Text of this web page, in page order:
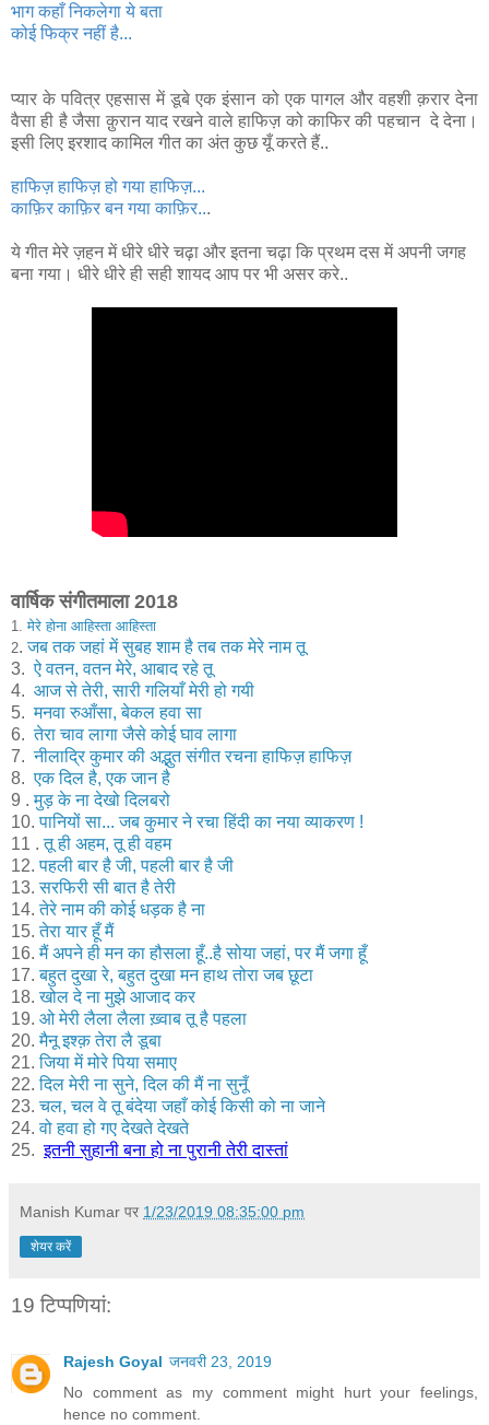
भाग कहाँ निकलेगा ये बता
कोई फिक्र नहीं है...
प्यार के पवित्र एहसास में डूबे एक इंसान को एक पागल और वहशी क़रार देना
वैसा ही है जैसा क़ुरान याद रखने वाले हाफिज़ को काफिर की पहचान दे देना।
इसी लिए इरशाद कामिल गीत का अंत कुछ यूँ करते हैं..
हाफिज़ हाफिज़ हो गया हाफिज़...
काफ़िर काफ़िर बन गया काफ़िर...
ये गीत मेरे ज़हन में धीरे धीरे चढ़ा और इतना चढ़ा कि प्रथम दस में अपनी जगह
बना गया। धीरे धीरे ही सही शायद आप पर भी असर करे..
वार्षिक संगीतमाला 2018
1.मेरे होना आहिस्ता आहिस्ता
2.जब तक जहां में सुबह शाम है तब तक मेरे नाम तू
3.ऐ वतन, वतन मेरे, आबाद रहे तू
4. आज से तेरी, सारी गलियाँ मेरी हो गयी
5.मनवा रुआँसा, बेकल हवा सा
6.तेरा चाव लागा जैसे कोई घाव लागा
7.नीलाद्रि कुमार की अद्भुत संगीत रचना हाफिज़ हाफिज़
8. एक दिल है, एक जान है
9 .मुड़ के ना देखो दिलबरो
10.पानियों सा... जब कुमार ने रचा हिंदी का नया व्याकरण !
11 .तू ही अहम, तू ही वहम
12.पहली बार है जी, पहली बार है जी
13.सरफिरी सी बात है तेरी
14.तेरे नाम की कोई धड़क है ना
15.तेरा यार हूँ मैं
16.मैं अपने ही मन का हौसला हूँ..है सोया जहां, पर मैं जगा हूँ
17. बहुत दुखा रे, बहुत दुखा मन हाथ तोरा जब छूटा
18.खोल दे ना मुझे आजाद कर
19. ओ मेरी लैला लैला ख़्वाब तू है पहला
20. मैनू इश्क़ तेरा लै डूबा
21.जिया में मोरे पिया समाए
22.दिल मेरी ना सुने, दिल की मैं ना सुनूँ
23.चल, चल वे तू बंदेया जहाँ कोई किसी को ना जाने
24.वो हवा हो गए देखते देखते
25. इतनी सुहानी बना हो ना पुरानी तेरी दास्तां
Manish Kumar पर 1/23/2019 08:35:00 pm
शेयर करें
19 टिप्‍पणियां:
Rajesh Goyal जनवरी 23, 2019
No comment as my comment might hurt your feelings,
hence no comment.